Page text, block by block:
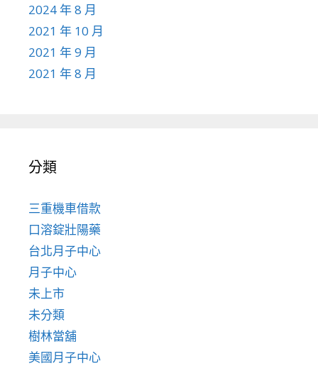
2024 年 8 月
2021 年 10 月
2021 年 9 月
2021 年 8 月
分類
三重機車借款
口溶錠壯陽藥
台北月子中心
月子中心
未上市
未分類
樹林當舖
美國月子中心